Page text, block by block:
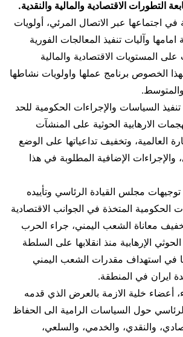
التطورات الاقتصادية والمالية والنقدية.
اجتماعها عبر الاتصال المرئي، أولويات
امامها وآليات تنفيذ المعالجات الفورية
المستويات الاقتصادية والمالية
الخصوص برنامج عملها واولويات نشاطها
السياسات والإجراءات الحكومية للحد
الارهابية الحوثية على المنشآت
العالمية، وتخفيف تداعياتها على الوضع
والإجراءات الإضافية المطلوبة في هذا
مجلس القيادة الرئاسي وتأييده
الحكومية المتخذة في الجوانب الاقتصادية
معاناة الشعب اليمني، جراء الحرب
الإرهابية منذ انقلابها على السلطة
في استهداف مقدرات الشعب اليمني
ايران في المنطقة.
أعضاء خلية الازمة بالعرض الذي قدمه
حول السياسات الرامية الى الحفاظ
والنقدي، والخدمي، والسلعي،